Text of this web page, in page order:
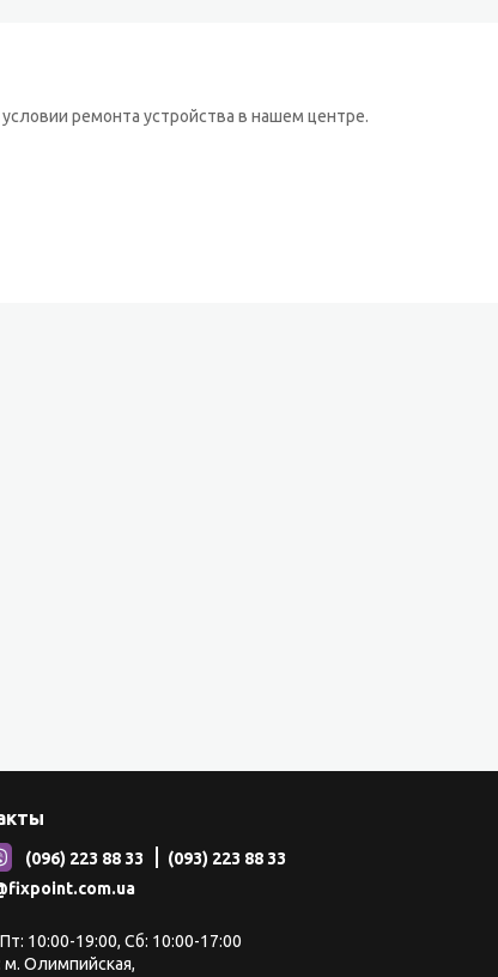
ремонта устройства в нашем центре.
(096) 223 88 33
(093) 223 88 33
10:00-19:00, Сб: 10:00-17:00
м. Олимпийская,